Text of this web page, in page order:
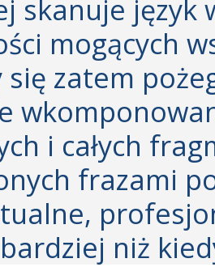
skanuje język
mogących
się zatem
i całych
frazami
niż